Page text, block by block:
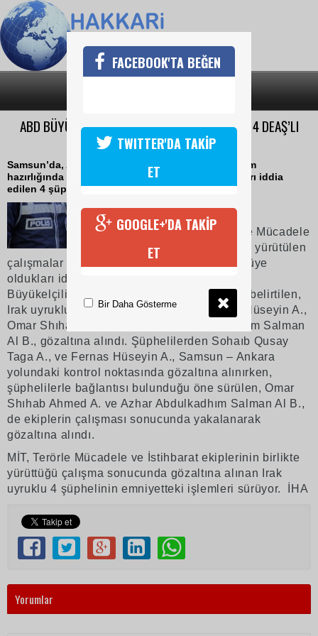
ABD BÜYÜKELÇİLİĞİNE EYLEM HAZIRLIĞINDAKİ 4 DEAŞ’LI
SAMSUN’DA YAKALANDI
Samsun’da, Ankara’daki ABD Büyükelçiliğine eylem
hazırlığında olan, terör örgütü DEAŞ üyesi oldukları iddia
edilen 4 şüpheli yakalandı.
05 Mart 2018 Pazartesi 16:50
Samsun’da, MİT, Terörle Mücadele
ve İstihbarat ekiplerince yürütülen
çalışmalar sonucunda, terör örgütü DEAŞ’a üye
oldukları iddia edilen ve Ankara'daki ABD
Büyükelçiliğine eylem hazırlığında oldukları belirtilen,
Irak uyruklu Sohaıb Qusay Taga A., Fernas Hüseyin A.,
Omar Shıhab Ahmed A. ve Azhar Abdulkadhım Salman
Al B., gözaltına alındı. Şüphelilerden Sohaıb Qusay
Taga A., ve Fernas Hüseyin A., Samsun – Ankara
yolundaki kontrol noktasında gözaltına alınırken,
şüphelilerle bağlantısı bulunduğu öne sürülen, Omar
Shıhab Ahmed A. ve Azhar Abdulkadhım Salman Al B.,
de ekiplerin çalışması sonucunda yakalanarak
gözaltına alındı.
MİT, Terörle Mücadele ve İstihbarat ekiplerinin birlikte
yürüttüğü çalışma sonucunda gözaltına alınan Irak
uyruklu 4 şüphelinin emniyetteki işlemleri sürüyor. İHA
Yorumlar
FACEBOOK'TA BEĞEN
TWITTER'DA TAKİP
ET
GOOGLE+'DA TAKİP
ET
Bir Daha Gösterme